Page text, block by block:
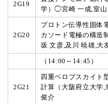
2G19
学）◯宮崎 一成,室山
2G20
プロトン伝導性固体
カソード電極の構造
坂 文彦,及川 暁雄,大
（14:00～14:45）
2G21
四重ペロブスカイト
計算（大阪府立大学
俊介